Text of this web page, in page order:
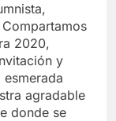
2020,
y
agradable
donde se